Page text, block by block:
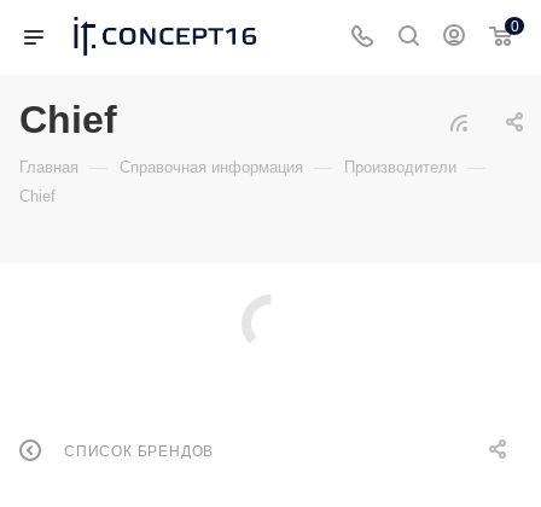
0
Chief
Главная — Справочная информация — Производители —
Chief
СПИСОК БРЕНДОВ